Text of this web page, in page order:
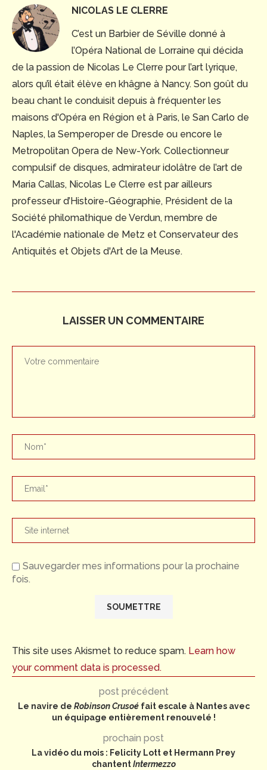
NICOLAS LE CLERRE
C’est un Barbier de Séville donné à
l’Opéra National de Lorraine qui décida
de la passion de Nicolas Le Clerre pour l’art lyrique,
alors qu’il était élève en khâgne à Nancy. Son goût du
beau chant le conduisit depuis à fréquenter les
maisons d'Opéra en Région et à Paris, le San Carlo de
Naples, la Semperoper de Dresde ou encore le
Metropolitan Opera de New-York. Collectionneur
compulsif de disques, admirateur idolâtre de l’art de
Maria Callas, Nicolas Le Clerre est par ailleurs
professeur d’Histoire-Géographie, Président de la
Société philomathique de Verdun, membre de
l'Académie nationale de Metz et Conservateur des
Antiquités et Objets d'Art de la Meuse.
LAISSER UN COMMENTAIRE
Sauvegarder mes informations pour la prochaine
fois.
This site uses Akismet to reduce spam. Learn how
your comment data is processed.
post précédent
Le navire de Robinson Crusoéfait escale à Nantes avec
un équipage entièrement renouvelé !
prochain post
La vidéo du mois : Felicity Lott et Hermann Prey
chantentIntermezzo